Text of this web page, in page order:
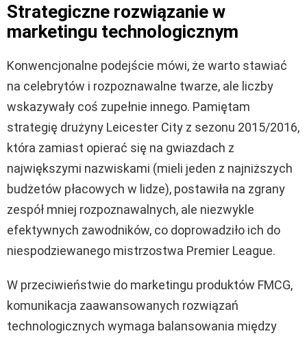
Strategiczne rozwiązanie w
marketingu technologicznym
Konwencjonalne podejście mówi, że warto stawiać
na celebrytów i rozpoznawalne twarze, ale liczby
wskazywały coś zupełnie innego. Pamiętam
strategię drużyny Leicester City z sezonu 2015/2016,
która zamiast opierać się na gwiazdach z
największymi nazwiskami (mieli jeden z najniższych
budżetów płacowych w lidze), postawiła na zgrany
zespół mniej rozpoznawalnych, ale niezwykle
efektywnych zawodników, co doprowadziło ich do
niespodziewanego mistrzostwa Premier League.
W przeciwieństwie do marketingu produktów FMCG,
komunikacja zaawansowanych rozwiązań
technologicznych wymaga balansowania między